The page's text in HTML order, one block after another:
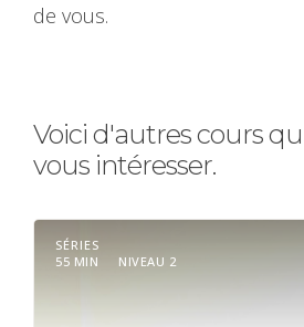
de vous.
Voici d'autres cours
vous intéresser.
SÉRIES
55 MIN
NIVEAU 2